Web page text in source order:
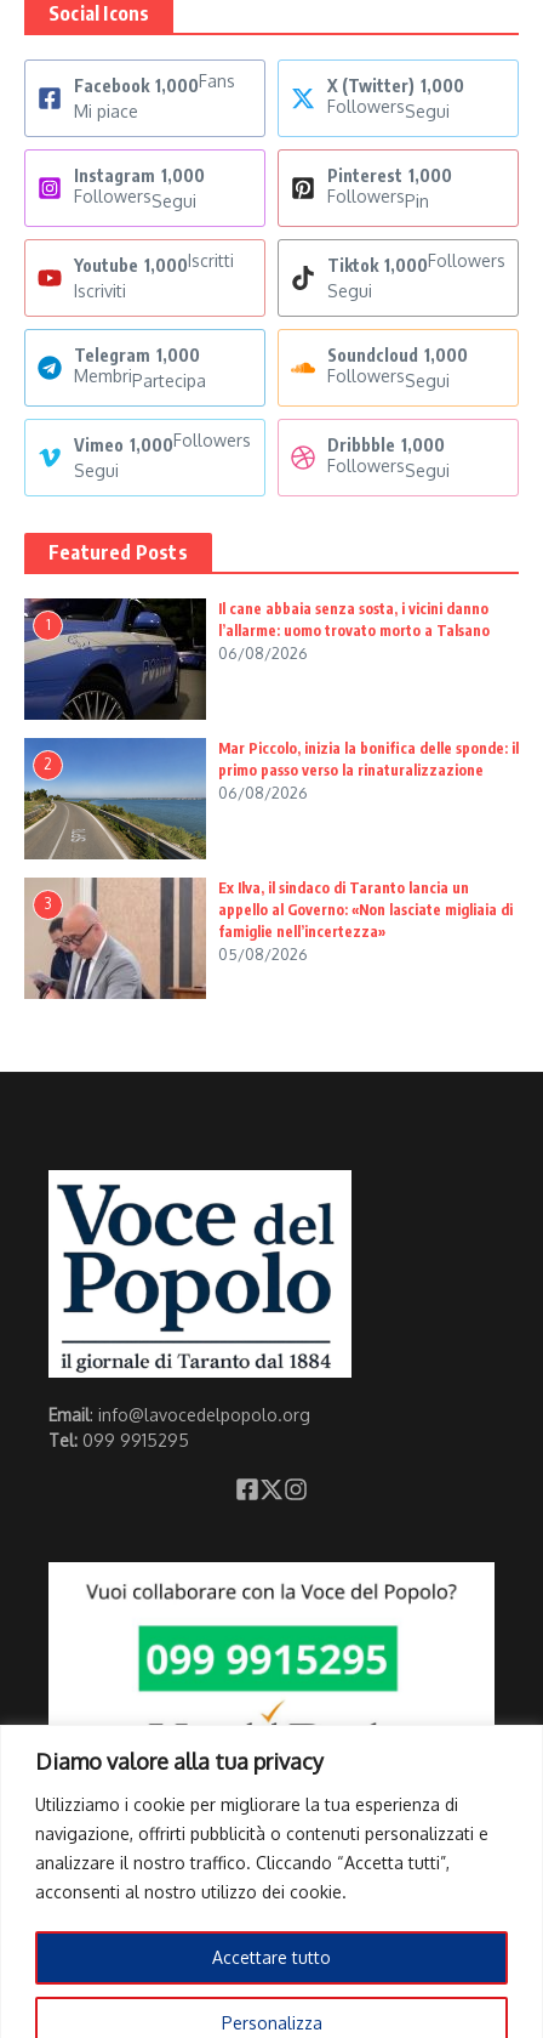
Diamo valore alla tua privacy
Utilizziamo i cookie per migliorare la tua esperienza di
navigazione, offrirti pubblicità o contenuti personalizzati e
analizzare il nostro traffico. Cliccando “Accetta tutti”,
acconsenti al nostro utilizzo dei cookie.
Personalizza
Accettare tutto
Social Icons
Facebook 1,000Fans
Mi piace
X (Twitter) 1,000
FollowersSegui
Instagram 1,000
FollowersSegui
Pinterest 1,000
FollowersPin
Youtube 1,000Iscritti
Iscriviti
Tiktok 1,000Followers
Segui
Telegram 1,000
MembriPartecipa
Soundcloud 1,000
FollowersSegui
Vimeo 1,000Followers
Segui
Dribbble 1,000
FollowersSegui
Featured Posts
1
Il cane abbaia senza sosta, i vicini danno
l’allarme: uomo trovato morto a Talsano
06/08/2026
2
Mar Piccolo, inizia la bonifica delle sponde: il
primo passo verso la rinaturalizzazione
06/08/2026
3
Ex Ilva, il sindaco di Taranto lancia un
appello al Governo: «Non lasciate migliaia di
famiglie nell’incertezza»
05/08/2026
Email: info@lavocedelpopolo.org
Tel: 099 9915295
Link Utili
Info Pubblicità elettorale